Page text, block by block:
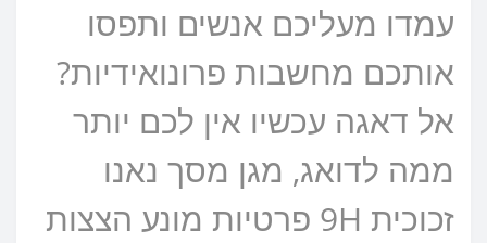
עמדו מעליכם אנשים ותפסו
אותכם מחשבות פרונואידיות?
אל דאגה עכשיו אין לכם יותר
ממה לדואג, מגן מסך נאנו
זכוכית 9H פרטיות מונע הצצות